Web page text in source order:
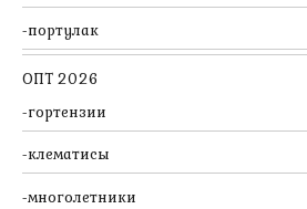
портулак
ОПТ 2026
гортензии
клематисы
многолетники